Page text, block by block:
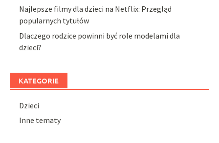
Najlepsze filmy dla dzieci na Netflix: Przegląd
popularnych tytułów
Dlaczego rodzice powinni być role modelami dla
dzieci?
KATEGORIE
Dzieci
Inne tematy